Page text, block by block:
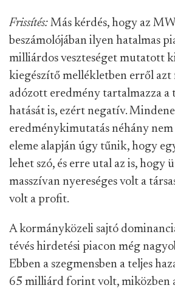
Frissítés: Más kérdés, hogy az
beszámolójában ilyen hatalmas
milliárdos veszteséget mutatott
kiegészítő mellékletben erről azt
adózott eredmény tartalmazza a
hatását is, ezért negatív.
eredménykimutatás néhány
eleme alapján úgy tűnik, hogy
lehet szó, és erre utal az is, hogy
masszívan nyereséges volt a
volt a profit.
A kormányközeli sajtó
tévés hirdetési piacon még
Ebben a szegmensben a teljes
65 milliárd forint volt, miközben